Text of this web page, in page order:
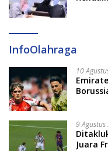
InfoOlahraga
10
9
Juara